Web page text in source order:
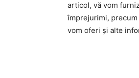
articol, vă vom
împrejurimi,
vom oferi și alte